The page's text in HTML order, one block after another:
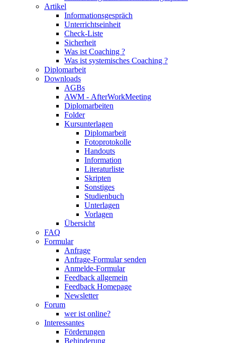
Artikel
Informationsgespräch
Unterrichtseinheit
Check-Liste
Sicherheit
Was ist Coaching ?
Was ist systemisches Coaching ?
Diplomarbeit
Downloads
AGBs
AWM - AfterWorkMeeting
Diplomarbeiten
Folder
Kursunterlagen
Diplomarbeit
Fotoprotokolle
Handouts
Information
Literaturliste
Skripten
Sonstiges
Studienbuch
Unterlagen
Vorlagen
Übersicht
FAQ
Formular
Anfrage
Anfrage-Formular senden
Anmelde-Formular
Feedback allgemein
Feedback Homepage
Newsletter
Forum
wer ist online?
Interessantes
Förderungen
Behinderung